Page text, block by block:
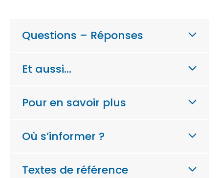
Questions – Réponses
Et aussi…
Pour en savoir plus
Où s’informer ?
Textes de référence